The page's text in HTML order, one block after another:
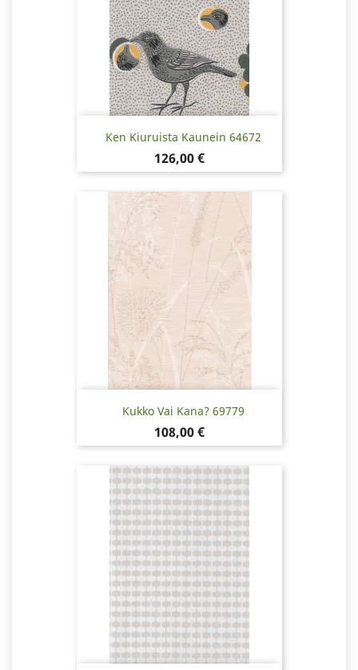
Ken Kiuruista Kaunein 64672
Hinta
126,00 €
Kukko Vai Kana? 69779
Hinta
108,00 €